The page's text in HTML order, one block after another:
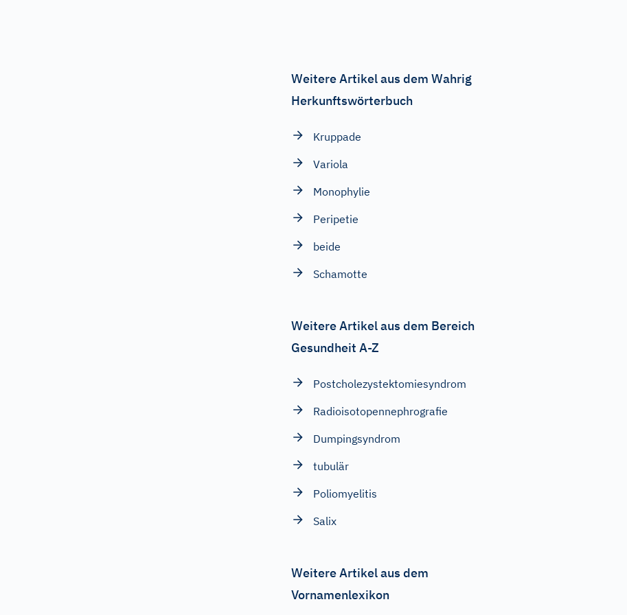
Weitere Artikel aus dem Wahrig
Herkunftswörterbuch
Kruppade
Variola
Monophylie
Peripetie
beide
Schamotte
Weitere Artikel aus dem Bereich
Gesundheit A-Z
Postcholezystektomiesyndrom
Radioisotopennephrografie
Dumpingsyndrom
tubulär
Poliomyelitis
Salix
Weitere Artikel aus dem
Vornamenlexikon